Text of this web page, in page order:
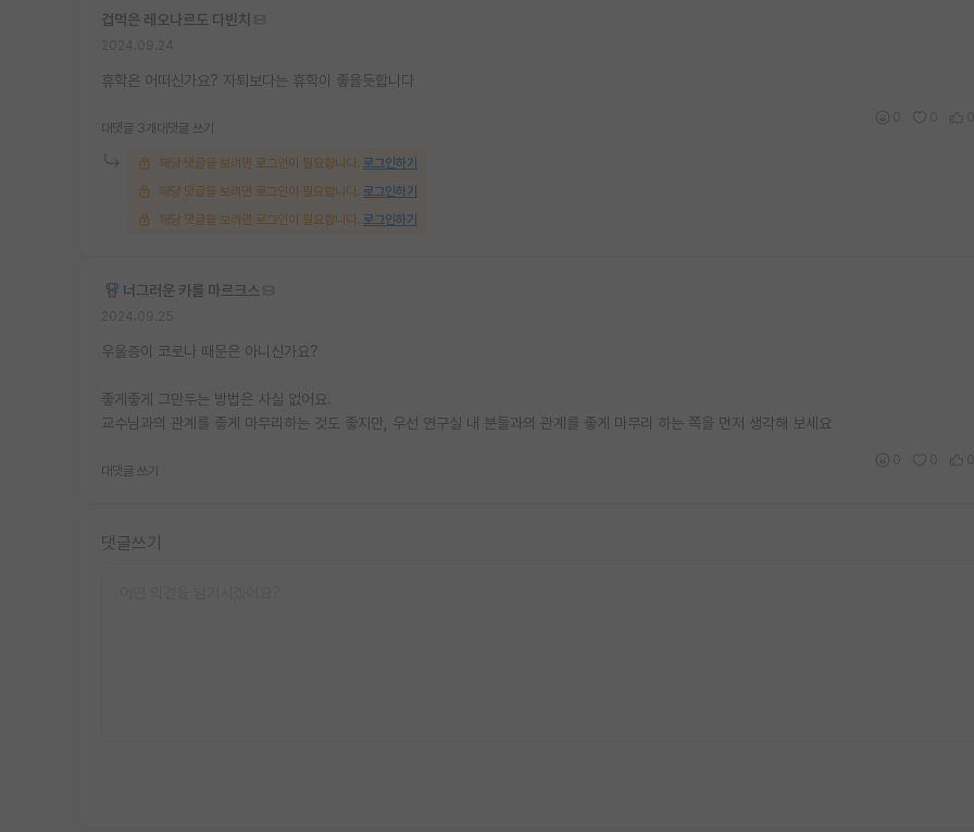
겁먹은 레오나르도 다빈치
휴학은 어떠신가요? 자퇴보다는 휴학이 좋을듯합니다
대댓글 3개 대댓글 쓰기
해당 댓글을 보려면 로그인이 필요합니다. 로그인하기
해당 댓글을 보려면 로그인이 필요합니다. 로그인하기
해당 댓글을 보려면 로그인이 필요합니다. 로그인하기
너그러운 카를 마르크스
우울증이 코로나 때문은 아니신가요?
좋게좋게 그만두는 방법은 사실 없어요.
교수님과의 관계를 좋게 마무리하는 것도 좋지만, 우선 연구실 내 분들과의 관계를 좋게 마무리 하는 쪽을 먼저 생각해 보세요
대댓글 쓰기
댓글쓰기